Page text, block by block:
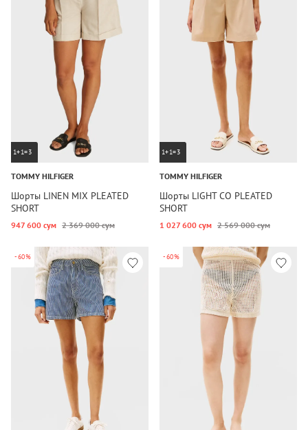
1+1=3
TOMMY HILFIGER
Шорты LINEN MIX PLEATED
SHORT
947 600 сум 2 369 000 сум
1+1=3
TOMMY HILFIGER
Шорты LIGHT CO PLEATED
SHORT
1 027 600 сум 2 569 000 сум
-60% -60%